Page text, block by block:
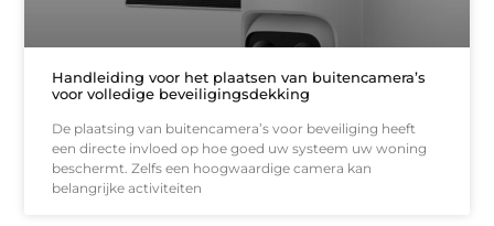
Handleiding voor het plaatsen van buitencamera’s
voor volledige beveiligingsdekking
De plaatsing van buitencamera’s voor beveiliging heeft
een directe invloed op hoe goed uw systeem uw woning
beschermt. Zelfs een hoogwaardige camera kan
belangrijke activiteiten